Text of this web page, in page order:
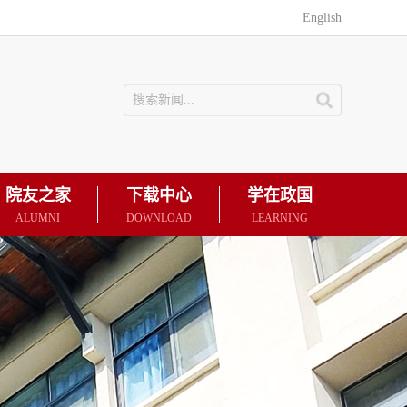
English
院友之家
ALUMNI
下载中心
DOWNLOAD
学在政国
LEARNING